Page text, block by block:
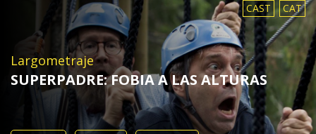
CAST CAT
Largometraje
SUPERPADRE: FOBIA A LAS ALTURAS